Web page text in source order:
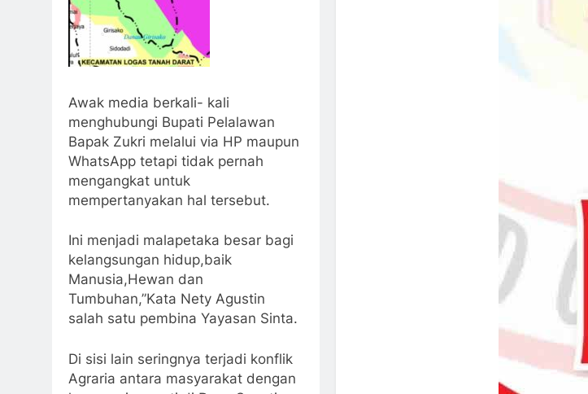
Awak media berkali- kali
menghubungi Bupati Pelalawan
Bapak Zukri melalui via HP maupun
WhatsApp tetapi tidak pernah
mengangkat untuk
mempertanyakan hal tersebut.
Ini menjadi malapetaka besar bagi
kelangsungan hidup,baik
Manusia,Hewan dan
Tumbuhan,”Kata Nety Agustin
salah satu pembina Yayasan Sinta.
Di sisi lain seringnya terjadi konflik
Agraria antara masyarakat dengan